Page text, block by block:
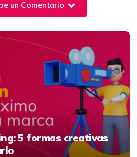
un Comentario
5 formas creativas